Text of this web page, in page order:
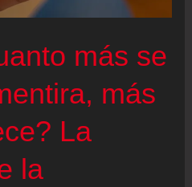
más se
más
La
la